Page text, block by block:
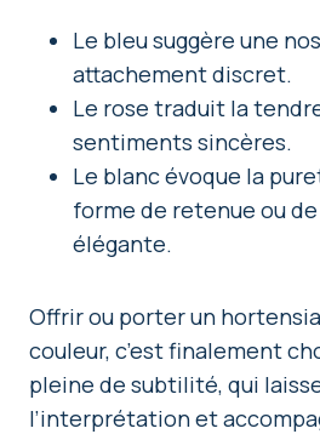
Le bleu suggère une
attachement discret.
Le rose traduit la
sentiments sincères.
Le blanc évoque la
forme de retenue ou
élégante.
Offrir ou porter un
couleur, c’est finalement
pleine de subtilité, qui
l’interprétation et